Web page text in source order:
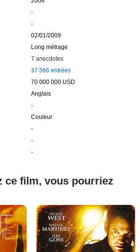
-
-
02/01/2009
Long métrage
7 anecdotes
37 566 entrées
70 000 000 USD
Anglais
-
Couleur
-
-
-
ce film, vous pourriez